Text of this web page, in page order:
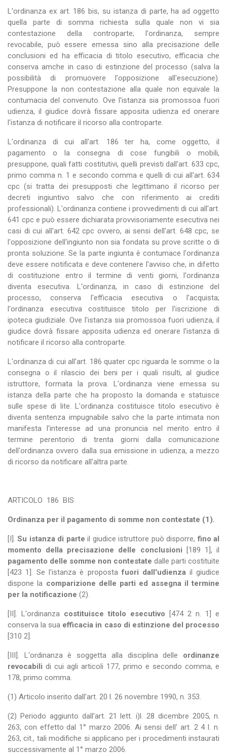
L'ordinanza ex art. 186 bis, su istanza di parte, ha ad oggetto
quella parte di somma richiesta sulla quale non vi sia
contestazione della controparte; l'ordinanza, sempre
revocabile, può essere emessa sino alla precisazione delle
conclusioni ed ha efficacia di titolo esecutivo, efficacia che
conserva amche in caso di estinzione del processo (salva la
possibilità di promuovere l'opposizione all'esecuzione).
Presuppone la non contestazione alla quale non equivale la
contumacia del convenuto. Ove l'istanza sia promossoa fuori
udienza, il giudice dovrà fissare apposita udienza ed onerare
l'istanza di notificare il ricorso alla controparte.
L'ordinanza di cui all'art. 186 ter ha, come oggetto, il
pagamento o la consegna di cose fungibili o mobili,
presuppone, quali fatti costitutivi, quelli previsti dall'art. 633 cpc,
primo comma n. 1 e secondo comma e quelli di cui all'art. 634
cpc (si tratta dei presupposti che legittimano il ricorso per
decreti ingiuntivo salvo che con riferimento ai crediti
professionali). L'ordinanza contiene i provvedimenti di cui all'art.
641 cpc e può essere dichiarata provvisoriamente esecutiva nei
casi di cui all'art. 642 cpc ovvero, ai sensi dell'art. 648 cpc, se
l'opposizione dell'ingiunto non sia fondata su prove scritte o di
pronta soluzione. Se la parte ingiunta è contumace l'ordinanza
deve essere notificata e deve contenere l'avviso che, in difetto
di costituzione entro il termine di venti giorni, l'ordinanza
diventa esecutiva. L'ordinanza, in caso di estinzione del
processo, conserva l'efficacia esecutiva o l'acquista;
l'ordinanza esecutiva costituisce titolo per l'iscrizione di
ipoteca giudiziale. Ove l'istanza sia promossoa fuori udienza, il
giudice dovrà fissare apposita udienza ed onerare l'istanza di
notificare il ricorso alla controparte.
L'ordinanza di cui all'art. 186 quater cpc riguarda le somme o la
consegna o il rilascio dei beni per i quali risulti, al giudice
istruttore, formata la prova. L'ordinanza viene emessa su
istanza della parte che ha proposto la domanda e statuisce
sulle spese di lite. L'ordinanza costituisce titolo esecutivo è
diventa sentenza impugnabile salvo che la parte intimata non
manifesta l'interesse ad una pronuncia nel merito entro il
termine perentorio di trenta giorni dalla comunicazione
dell'ordinanza ovvero dalla sua emissione in udienza, a mezzo
di ricorso da notificare all'altra parte.
ARTICOLO 186 BIS
Ordinanza per il pagamento di somme non contestate (1).
[I].Su istanza di parte il giudice istruttore può disporre,fino al
momento della precisazione delle conclusioni [189 1], il
pagamento delle somme non contestate dalle parti costituite
[423 1]. Se l'istanza è propostafuori dall'udienzail giudice
dispone la comparizione delle parti ed assegna il termine
per la notificazione (2).
[II]. L'ordinanza costituisce titolo esecutivo [474 2 n. 1] e
conserva la sua efficacia in caso di estinzione del processo
[310 2].
[III]. L'ordinanza è soggetta alla disciplina delle ordinanze
revocabili di cui agli articoli 177, primo e secondo comma, e
178, primo comma.
(1) Articolo inserito dall'art. 20 l. 26 novembre 1990, n. 353.
(2) Periodo aggiunto dall'art. 21 lett. i)l. 28 dicembre 2005, n.
263, con effetto dal 1° marzo 2006. Ai sensi dell' art. 2 4 l. n.
263, cit., tali modifiche si applicano per i procedimenti instaurati
successivamente al 1° marzo 2006.